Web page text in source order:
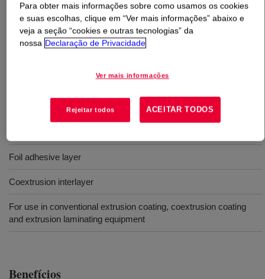
O que éNUCREL™ N0908C Acid Copolymer?
A copolymer of ethylene and methacrylic acid. The resin
is available for use in conventional extrusion and
Foil adhesive layer
Coextrusion interlayer
For use in conventional extrusion coating, coextrusion coating
and extrusion laminating equipment
Benefícios
Para obter mais informações sobre como usamos os cookies
e suas escolhas, clique em “Ver mais informações” abaixo e
veja a seção “cookies e outras tecnologias” da
nossa Declaração de Privacidade
Ver mais informações
Rejeitar todos ACEITAR TODOS